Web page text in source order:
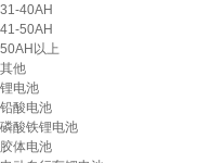
31-40AH
41-50AH
50AH以上
其他
锂电池
铅酸电池
磷酸铁锂电池
胶体电池